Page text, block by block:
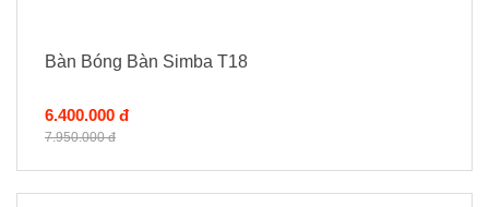
Bàn Bóng Bàn Simba T18
6.400.000 đ
7.950.000 đ